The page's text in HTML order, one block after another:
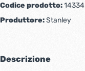
Codice prodotto:14334
Produttore:Stanley
Descrizione